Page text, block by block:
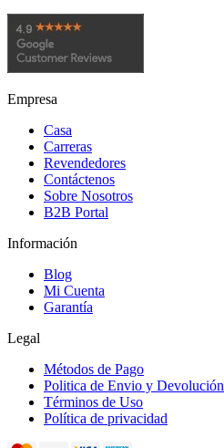
Empresa
Casa
Carreras
Revendedores
Contáctenos
Sobre Nosotros
B2B Portal
Información
Blog
Mi Cuenta
Garantía
Legal
Métodos de Pago
Politica de Envio y Devolución
Términos de Uso
Política de privacidad